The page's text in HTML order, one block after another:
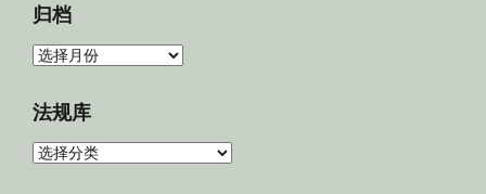
归档
归
法规库
法